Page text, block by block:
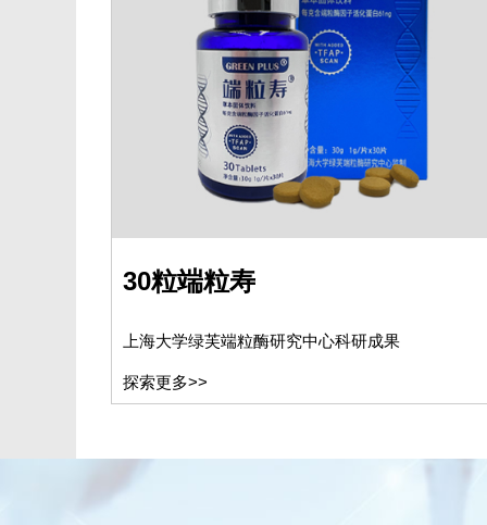
30粒端粒寿
上海大学绿芙端粒酶研究中心科研成果
探索更多>>